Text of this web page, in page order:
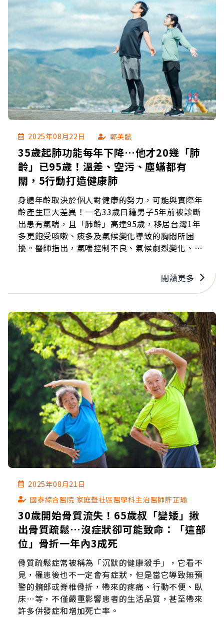
2025年08月22日 郭美懿
35歲起肺功能每年下降…他才20幾「肺
齡」已95歲！溫差、空污、塵蟎都有
關，5行動打造健康肺
身體年齡取決於個人對健康的努力，可能與實際年
齡產生巨大差異！一名33歲日籍男子5年前被診斷
出患有氣喘，且「肺齡」高達95歲，移居台灣1年
多更飽受咳嗽、痰多及氣候變化導致的胸悶所困
擾。醫師指出，氣喘控制不良、氣候劇烈變化、空
善，生活習慣也要跟著調整，才能維持「年輕
閱讀更多
2025年08月21日
國泰綜合醫院 家庭暨社區醫學科主治醫師許芷瑜
30歲開始骨質流失！65歲叔「變矮」揪
出骨質疏鬆…沒症狀卻可能致命：「這部
位」骨折一年內3成死
骨質疏鬆症常被稱為「沉默的健康殺手」，它看不
見，罹患後也不一定會有症狀，但是當它導致無預
警的髖部或脊椎骨折，帶來的疼痛、行動不便、臥
床…等，不僅嚴重影響患者的生活品質，甚至帶來
許多併發症和增加死亡率。